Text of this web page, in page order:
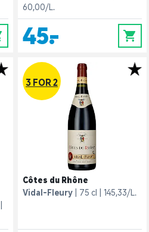
60,00/L.
45,- 0
3 FOR 2
Côtes du Rhône
Vidal-Fleury
75 cl 145,33/L.